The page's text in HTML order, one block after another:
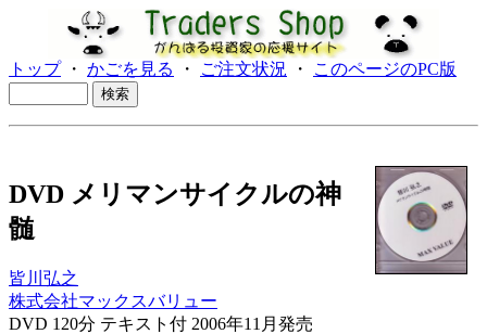
トップ・ かごを見る ・ ご注文状況 ・ このページのPC版
DVD メリマンサイクルの神
髄
皆川弘之
株式会社マックスバリュー
DVD 120分 テキスト付 2006年11月発売